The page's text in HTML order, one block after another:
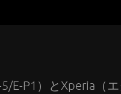
E-P1）とXperia（